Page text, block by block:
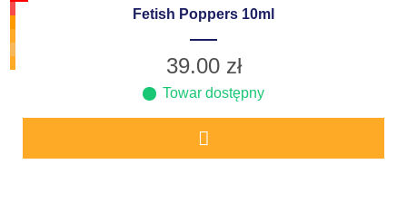
Fetish Poppers 10ml
39.00 zł
Towar dostępny